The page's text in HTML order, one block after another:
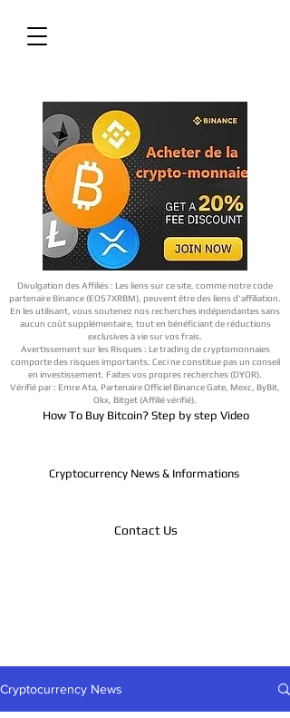
How To Buy Bitcoin? Step by step Video
Cryptocurrency News & Informations
Contact Us
Divulgation des Affiliés : Les liens sur ce site, comme notre code
partenaire Binance (EOS7XRBM), peuvent être des liens d'affiliation.
En les utilisant, vous soutenez nos recherches indépendantes sans
aucun coût supplémentaire, tout en bénéficiant de réductions
exclusives à vie sur vos frais.
Avertissement sur les Risques : Le trading de cryptomonnaies
comporte des risques importants. Ceci ne constitue pas un conseil
en investissement. Faites vos propres recherches (DYOR).
Vérifié par : Emre Ata, Partenaire Officiel Binance Gate, Mexc, ByBit,
Okx, Bitget (Affilié vérifié).
Cryptocurrency News